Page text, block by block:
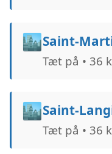
🏙️Saint-
Tæt på • 36
🏙️Saint-
Tæt på • 36